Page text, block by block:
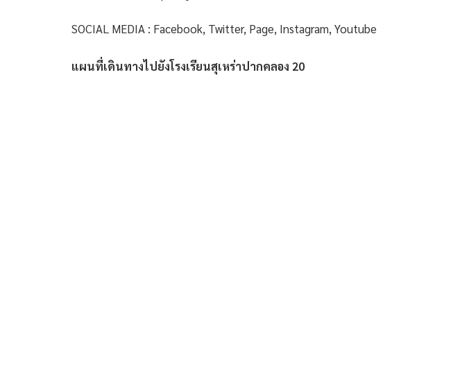
SOCIAL MEDIA : Facebook, Twitter, Page, Instagram, Youtube
แผนที่เดินทางไปยังโรงเรียนสุเหร่าปากคลอง 20